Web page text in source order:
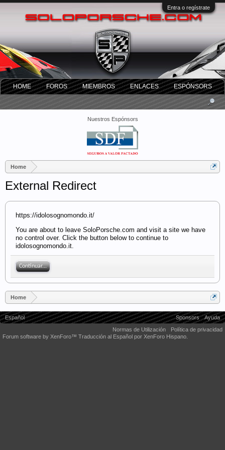
Entra o regístrate
Nuestros Espónsors
Home
External Redirect
https://idolosognomondo.it/
You are about to leave SoloPorsche.com and visit a site we have
no control over. Click the button below to continue to
idolosognomondo.it.
Continuar...
Home
HOME FOROS MIEMBROS ENLACES ESPÓNSORS
Español Sponsors
Ayuda
Normas de Utilización
Política de privacidad
Forum software by XenForo™ Traducción al Español por XenForo Hispano.